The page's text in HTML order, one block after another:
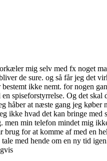
mig selv med fx noget
de sure. og så får jeg det
ikke nemt. for nogen
spiseforstyrrelse. Og det
at næste gang jeg
hvad det kan bringe
min telefon mindet mig
for at komme af med en
med hende om en ny tid